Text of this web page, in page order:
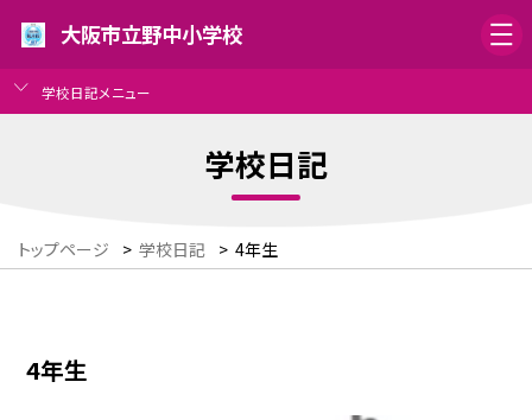
大阪市立野中小学校
学校日記メニュー
学校日記
トップページ > 学校日記 > 4年生
4年生